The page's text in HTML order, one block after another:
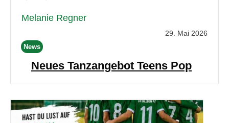
Melanie Regner
29. Mai 2026
News
Neues Tanzangebot Teens Pop